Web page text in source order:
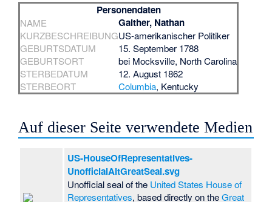
Personendaten
NAME Gaither, Nathan
KURZBESCHREIBUNGUS-amerikanischer Politiker
GEBURTSDATUM
15. September 1788
GEBURTSORT
bei Mocksville, North Carolina
STERBEDATUM
12. August 1862
STERBEORT
Columbia, Kentucky
Auf dieser Seite verwendete Medien
US-HouseOfRepresentatives-
UnofficialAltGreatSeal.svg
Unofficial seal of the United States House of
Representatives, based directly on theGreat